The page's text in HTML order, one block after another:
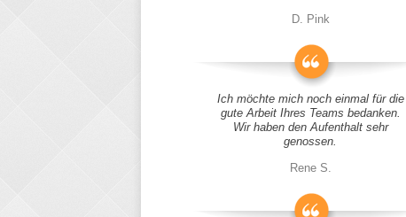
D. Pink
Ich möchte mich noch einmal für die
gute Arbeit Ihres Teams bedanken.
Wir haben den Aufenthalt sehr
genossen.
Rene S.